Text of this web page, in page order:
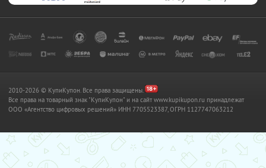
2010-2026 © КупиКупон. Все права защищены.
Все права на товарный знак "КупиКупон" и на сайт www.kupikupon.ru принадлежат
OOO «Агентство цифровых решений» ИНН 7705523387, ОГРН 1127747063212